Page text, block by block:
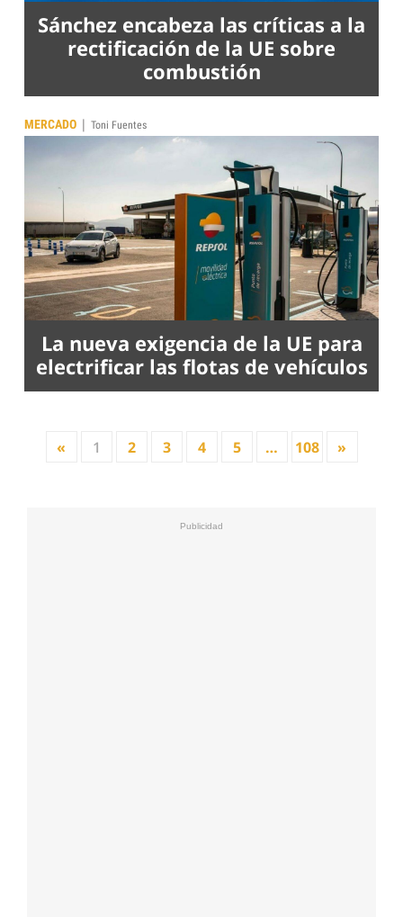
Sánchez encabeza las críticas a la
rectificación de la UE sobre
combustión
MERCADO | Toni Fuentes
La nueva exigencia de la UE para
electrificar las flotas de vehículos
« 1 2 3 4 5 … 108 »